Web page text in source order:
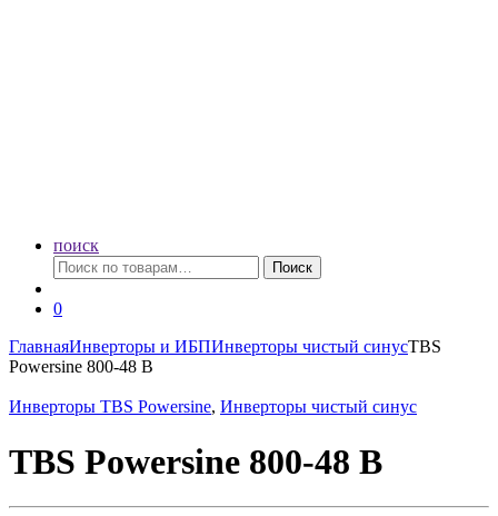
поиск
Искать:
Поиск
0
ГлавнаяИнверторы и ИБПИнверторы чистый синусTBS
Powersine 800-48 В
Инверторы TBS Powersine, Инверторы чистый синус
TBS Powersine 800-48 В